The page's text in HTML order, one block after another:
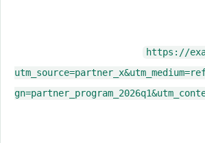
https://